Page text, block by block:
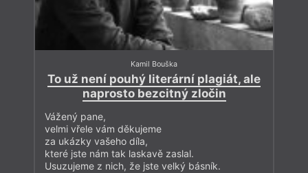
Kamil Bouška
To už není pouhý literární plagiát, ale
naprosto bezcitný zločin
Vážený pane,
velmi vřele vám děkujeme
za ukázky vašeho díla,
které jste nám tak laskavě zaslal.
Usuzujeme z nich, že jste velký básník.